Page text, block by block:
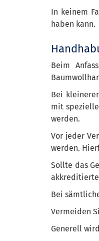
In keinem
haben kann.
Beim
Bei
mit
werden.
Vor jeder
werden.
Sollte das
Bei
Vermeiden
Generell